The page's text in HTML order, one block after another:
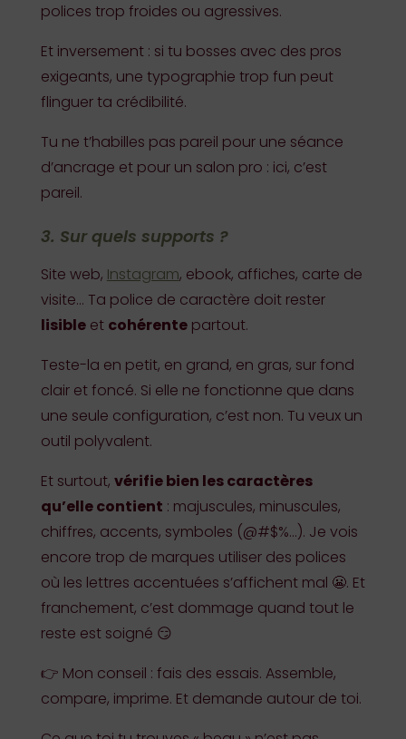
polices trop froides ou agressives.
Et inversement : si tu bosses avec des pros
exigeants, une typographie trop fun peut
flinguer ta crédibilité.
Tu ne t’habilles pas pareil pour une séance
d’ancrage et pour un salon pro : ici, c’est
pareil.
3. Sur quels supports ?
Site web, Instagram, ebook, affiches, carte de
visite… Ta police de caractère doit rester
lisibleet cohérentepartout.
Teste-la en petit, en grand, en gras, sur fond
clair et foncé. Si elle ne fonctionne que dans
une seule configuration, c’est non. Tu veux un
outil polyvalent.
Et surtout, vérifie bien les caractères
qu’elle contient : majuscules, minuscules,
chiffres, accents, symboles (@#$%…). Je vois
encore trop de marques utiliser des polices
où les lettres accentuées s’affichent mal 😬. Et
franchement, c’est dommage quand tout le
reste est soigné 😏
👉 Mon conseil : fais des essais. Assemble,
compare, imprime. Et demande autour de toi.